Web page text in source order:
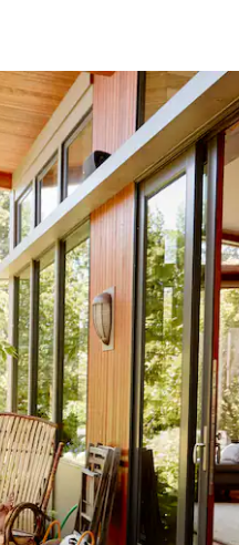
ಸ್ವೈಪ್ ಗೆಸ್ಚರ್‌ಗಳ ಮೂಲಕ ಅನ್ವೇಷಿಸಿ.